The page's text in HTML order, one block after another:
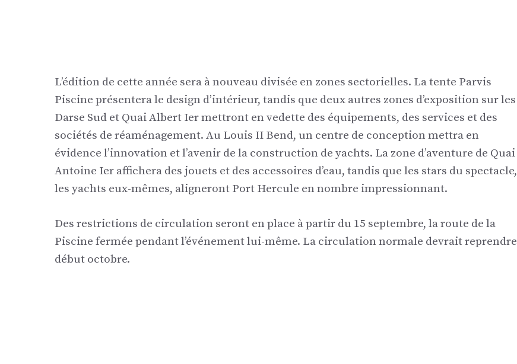
L’édition de cette année sera à nouveau divisée en zones sectorielles. La tente Parvis
Piscine présentera le design d’intérieur, tandis que deux autres zones d’exposition sur les
Darse Sud et Quai Albert Ier mettront en vedette des équipements, des services et des
sociétés de réaménagement. Au Louis II Bend, un centre de conception mettra en
évidence l’innovation et l’avenir de la construction de yachts. La zone d’aventure de Quai
Antoine Ier affichera des jouets et des accessoires d’eau, tandis que les stars du spectacle,
les yachts eux-mêmes, aligneront Port Hercule en nombre impressionnant.
Des restrictions de circulation seront en place à partir du 15 septembre, la route de la
Piscine fermée pendant l’événement lui-même. La circulation normale devrait reprendre
début octobre.